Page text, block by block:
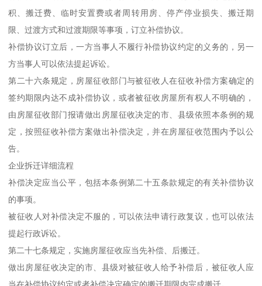
积、搬迁费、临时安置费或者周转用房、停产停业损失、搬迁期
限、过渡方式和过渡期限等事项，订立补偿协议。
补偿协议订立后，一方当事人不履行补偿协议约定的义务的，另一
方当事人可以依法提起诉讼。
第二十六条规定，房屋征收部门与被征收人在征收补偿方案确定的
签约期限内达不成补偿协议，或者被征收房屋所有权人不明确的，
由房屋征收部门报请做出房屋征收决定的市、县级依照本条例的规
定，按照征收补偿方案做出补偿决定，并在房屋征收范围内予以公
告。
企业拆迁详细流程
补偿决定应当公平，包括本条例第二十五条款规定的有关补偿协议
的事项。
被征收人对补偿决定不服的，可以依法申请行政复议，也可以依法
提起行政诉讼。
第二十七条规定，实施房屋征收应当先补偿、后搬迁。
做出房屋征收决定的市、县级对被征收人给予补偿后，被征收人应
当在补偿协议约定或者补偿决定确定的搬迁期限内完成搬迁。